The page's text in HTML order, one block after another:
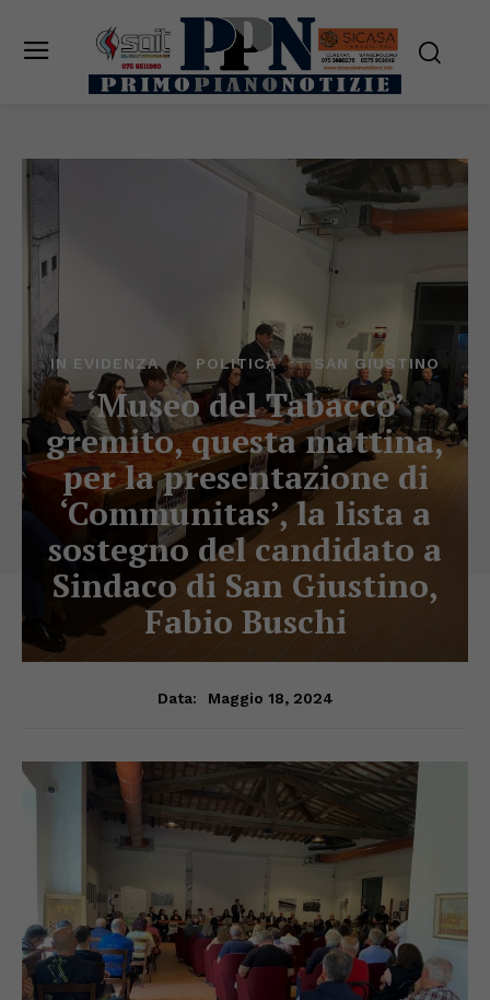
IN EVIDENZA POLITICA SAN GIUSTINO
‘Museo del Tabacco’
gremito, questa mattina,
per la presentazione di
‘Communitas’, la lista a
sostegno del candidato a
Sindaco di San Giustino,
Fabio Buschi
Data: Maggio 18, 2024